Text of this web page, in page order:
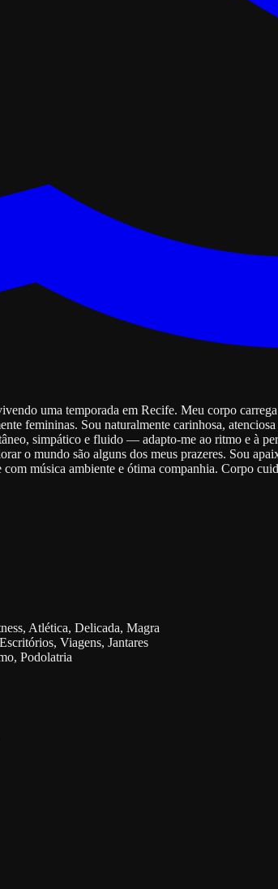
uma temporada em Recife. Meu corpo
femininas. Sou naturalmente carinhosa,
simpático e fluido — adapto-me ao ritmo e à
o mundo são alguns dos meus prazeres. Sou
música ambiente e ótima companhia. Corpo
Atlética, Delicada, Magra
Viagens, Jantares
Podolatria